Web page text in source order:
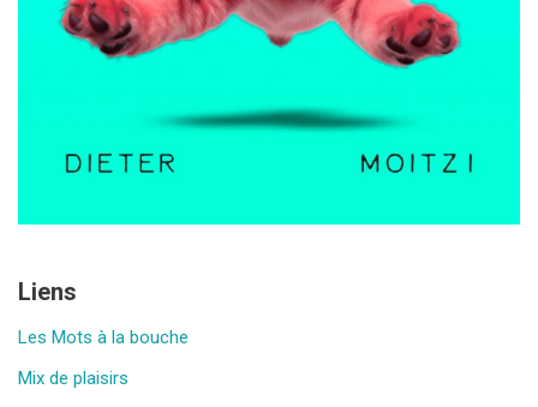
Liens
Les Mots à la bouche
Mix de plaisirs